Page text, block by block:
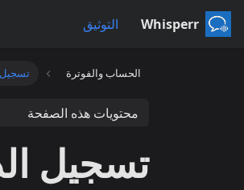
Whisperr التوثيق
الحساب والفوترة تسجيل
محتويات هذه الصفحة
تسجيل